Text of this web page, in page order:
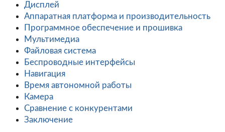
Дисплей
Аппаратная платформа и производительность
Программное обеспечение и прошивка
Мультимедиа
Файловая система
Беспроводные интерфейсы
Навигация
Время автономной работы
Камера
Сравнение с конкурентами
Заключение